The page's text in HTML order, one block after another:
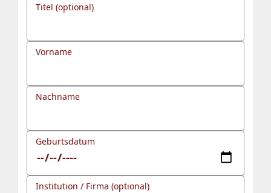
Titel (optional)
Vorname
Nachname
Geburtsdatum
Institution / Firma (optional)